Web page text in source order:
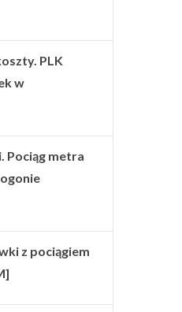
PLK
w
Pociąg metra
z pociągiem